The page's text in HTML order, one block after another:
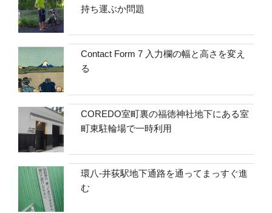
持ち運ぶか問題
Contact Form 7 入力欄の幅と高さを変え
る
COREDO室町裏の福徳神社地下にある室
町東駐輪場で一時利用
環八-井荻駅地下通路を通ってまっすぐ進
む